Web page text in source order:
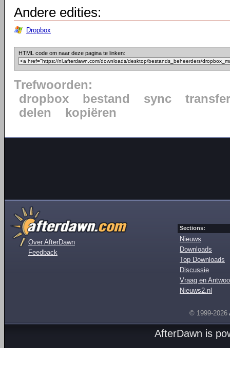
Andere edities:
Dropbox
HTML code om naar deze pagina te linken:
Trefwoorden:
dropbox
bestand sync
transfer
delen
kopiëren
Over AfterDawn
Feedback
Sections:
Nieuws
Downloads
Top Downloads
Discussie
Vraag en
Nieuws2.nl
© 1999-2026
AfterDawn is